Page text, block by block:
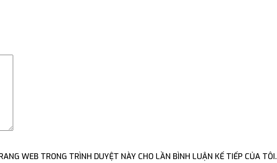
WEB TRONG TRÌNH DUYỆT NÀY CHO LẦN BÌNH LUẬN KẾ TIẾP CỦA TÔI.